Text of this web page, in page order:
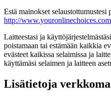
Estä mainokset
http://www.youronlinechoices.com
Laitteestasi ja
poistamaan tai estämään kaikkia
evästeet kaikissa selaimissa ja
käyttämäsi selaimen ja laitteen
Lisätietoja